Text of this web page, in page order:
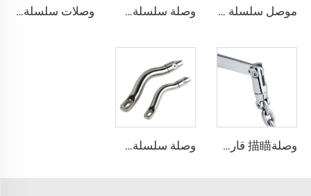
موصل سلسلة ثلاثي الدوران طويل من SHENGHUI، مصنوع من الفولاذ المقاوم للصدأ 316، ملحق بحري للقوارب يوفر قوة ومتانة تثبيت القارب وصلة سلسلة描瞄 طويلة من الفولاذ المقاوم للصدأ 316 للمصنع مع سلسلة سفينة للبيع وصلات سلسلة描瞄 طويلة من الفولاذ المقاوم للصدأ 316 للأجهزة البحرية من المصنع إكسسوارات قوارب
وصلة描瞄 قارب مزدوجة من الفولاذ المقاوم للصدأ 316 مع إكسسوارات الأجهزة البحرية لقوارب SHNEGHUI وصلة سلسلة描瞄 طويلة من الفولاذ المقاوم للصدأ 316 لقوارب